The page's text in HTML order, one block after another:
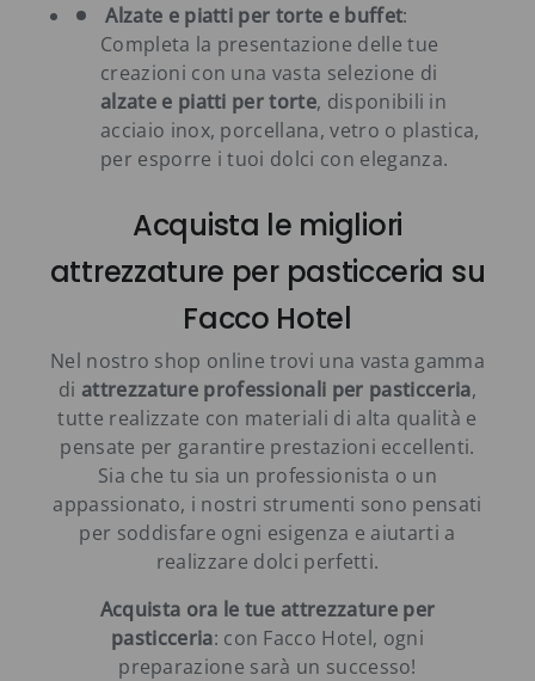
Alzate e piatti per torte e buffet:
Completa la presentazione delle tue
creazioni con una vasta selezione di
alzate e piatti per torte, disponibili in
acciaio inox, porcellana, vetro o plastica,
per esporre i tuoi dolci con eleganza.
Acquista le migliori
attrezzature per pasticceria su
Facco Hotel
Nel nostro shop online trovi una vasta gamma
di attrezzature professionali per pasticceria,
tutte realizzate con materiali di alta qualità e
pensate per garantire prestazioni eccellenti.
Sia che tu sia un professionista o un
appassionato, i nostri strumenti sono pensati
per soddisfare ogni esigenza e aiutarti a
realizzare dolci perfetti.
Acquista ora le tue attrezzature per
pasticceria: con Facco Hotel, ogni
preparazione sarà un successo!